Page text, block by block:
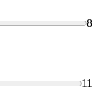
8
11